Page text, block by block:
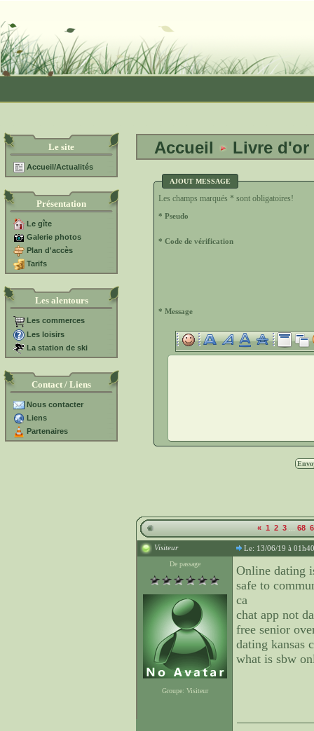
Le site
Accueil/Actualités
Présentation
Le gîte
Galerie photos
Plan d'accès
Tarifs
Les alentours
Les commerces
Les loisirs
La station de ski
Contact / Liens
Nous contacter
Liens
Partenaires
Accueil Livre d'or
AJOUT MESSAGE
Les champs marqués * sont obligatoires!
* Pseudo
* Code de vérification
* Message
« 1 2 3 ... 68
Visiteur Le: 13/06/19 à 01h40
De passage
Groupe: Visiteur
Online dating
safe to
ca
chat app not
free senior
dating kansas
what is sbw